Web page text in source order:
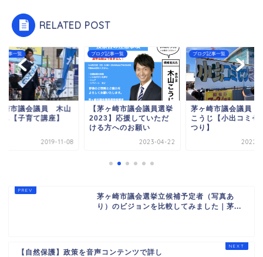
RELATED POST
記事一覧
崎市議会議員 木山
じ【子育て講座】
2019-11-08
ブログ記事一覧
【茅ヶ崎市議会議員選挙
2023】応援していただ
ける方へのお願い
2023-04-22
ブログ記事一覧
茅ヶ崎市議会議員
こうじ【小出コミセ
つり】
2022-
茅ヶ崎市議会選挙立候補予定者（写真あ
り）のビジョンを比較してみました｜茅...
【自然保護】政策を音声コンテンツで詳し